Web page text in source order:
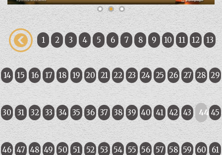
1 2 3 4 5 6 7 8 9 10 11 12 13
14 15 16 17 18 19 20 21 22 23 24 25 26 27 28 29
30 31 32 33 34 35 36 37 38 39 40 41 42 43 44 45
46 47 48 49 50 51 52 53 54 55 56 57 58 59 60 61